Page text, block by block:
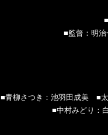
■監督：明
■青柳さつき：池羽田成美 ■
■中村みどり：